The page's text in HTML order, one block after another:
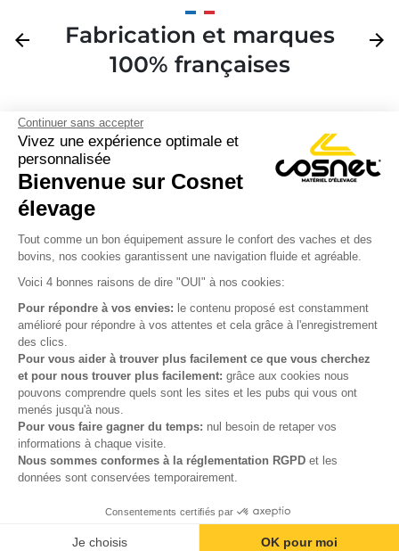
Continuer sans accepter
Vivez une expérience optimale et
personnalisée
Bienvenue sur Cosnet
élevage
Tout comme un bon équipement assure le confort des vaches et des
bovins, nos cookies garantissent une navigation fluide et agréable.
Voici 4 bonnes raisons de dire "OUI" à nos cookies:
Pour répondre à vos envies: le contenu proposé est constamment
amélioré pour répondre à vos attentes et cela grâce à l'enregistrement
des clics.
Pour vous aider à trouver plus facilement ce que vous cherchez
et pour nous trouver plus facilement: grâce aux cookies nous
pouvons comprendre quels sont les sites et les pubs qui vous ont
menés jusqu'à nous.
Pour vous faire gagner du temps: nul besoin de retaper vos
informations à chaque visite.
Nous sommes conformes à la réglementation RGPD et les
données sont conservées temporairement.
Consentements certifiés par
Je choisis OK pour moi
Précédent
arrow_back
Fabrication et marques
100% françaises
arrow_forward
Produits
Notre société
Votre compte
Informations
phone mail
© Cosnet 2026 -Réalisation site e-commerce